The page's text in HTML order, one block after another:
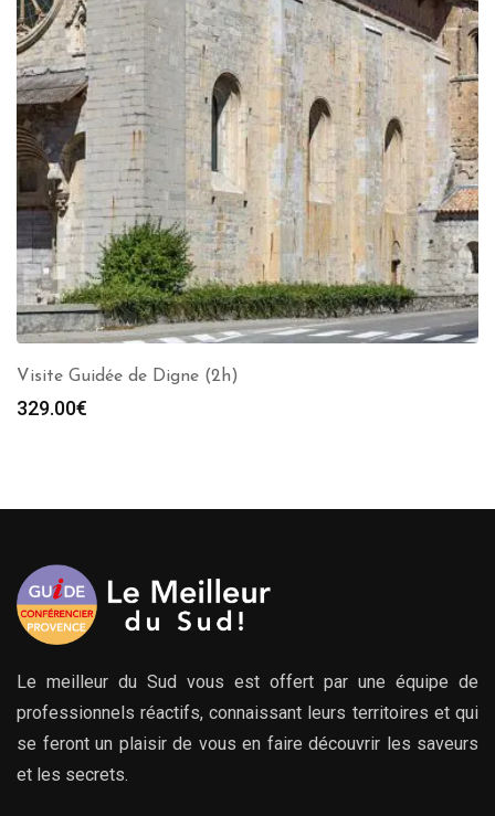
Visite Guidée de Digne (2h)
329.00€
Le meilleur du Sud vous est offert par une équipe de
professionnels réactifs, connaissant leurs territoires et qui
se feront un plaisir de vous en faire découvrir les saveurs
et les secrets.